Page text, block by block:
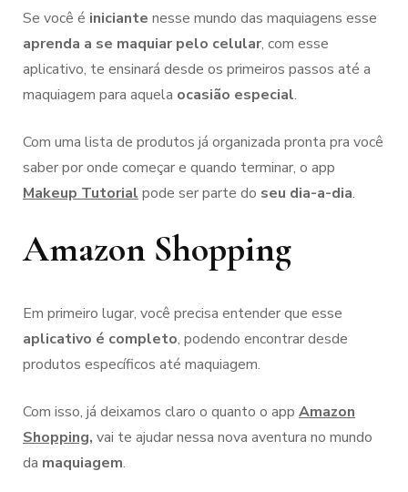
Se você é iniciante nesse mundo das maquiagens esse
aprenda a se maquiar pelo celular, com esse
aplicativo, te ensinará desde os primeiros passos até a
maquiagem para aquela ocasião especial.
Com uma lista de produtos já organizada pronta pra você
saber por onde começar e quando terminar, o app
Makeup Tutorial pode ser parte do seu dia-a-dia.
Amazon Shopping
Em primeiro lugar, você precisa entender que esse
aplicativo é completo, podendo encontrar desde
produtos específicos até maquiagem.
Com isso, já deixamos claro o quanto o app Amazon
Shopping, vai te ajudar nessa nova aventura no mundo
da maquiagem.